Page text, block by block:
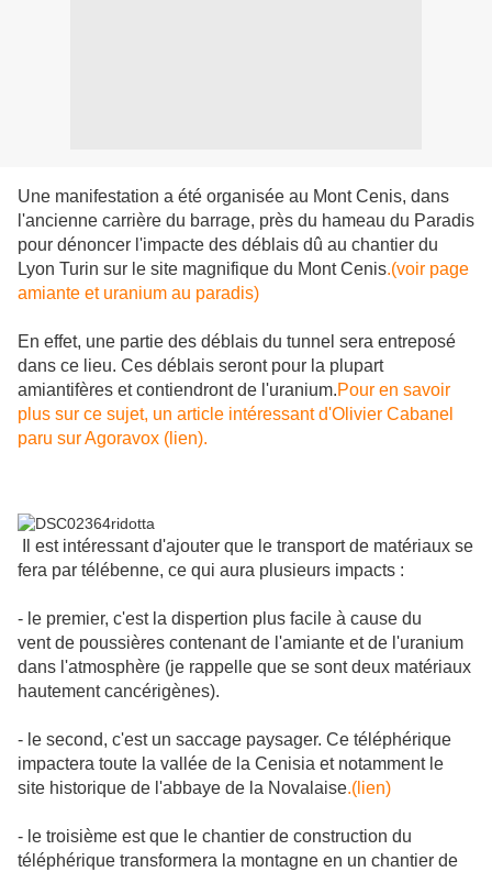
Une manifestation a été organisée au Mont Cenis, dans
l'ancienne carrière du barrage, près du hameau du Paradis
pour dénoncer l'impacte des déblais dû au chantier du
Lyon Turin sur le site magnifique du Mont Cenis.(voir page
amiante et uranium au paradis)
En effet, une partie des déblais du tunnel sera entreposé
dans ce lieu. Ces déblais seront pour la plupart
amiantifères et contiendront de l'uranium.Pour en savoir
plus sur ce sujet, un article intéressant d'Olivier Cabanel
paru sur Agoravox (lien).
Il est intéressant d'ajouter que le transport de matériaux se
fera par télébenne, ce qui aura plusieurs impacts :
- le premier, c'est la dispertion plus facile à cause du
vent de poussières contenant de l'amiante et de l'uranium
dans l'atmosphère (je rappelle que se sont deux matériaux
hautement cancérigènes).
- le second, c'est un saccage paysager. Ce téléphérique
impactera toute la vallée de la Cenisia et notamment le
site historique de l'abbaye de la Novalaise.(lien)
- le troisième est que le chantier de construction du
téléphérique transformera la montagne en un chantier de